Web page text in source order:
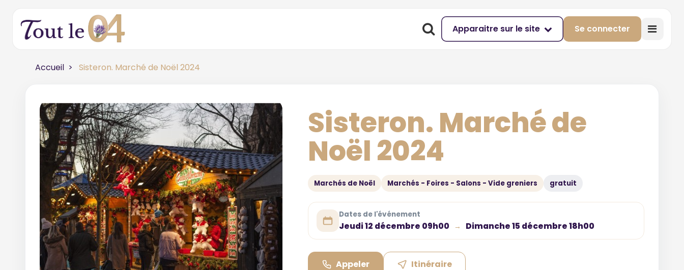
Apparaitre sur le site Se connecter
Accueil Sisteron. Marché de Noël 2024
Sisteron. Marché de
Noël 2024
Marchés de Noël Marchés - Foires - Salons - Vide greniers gratuit
Dates de l'événement
Jeudi 12 décembre 09h00 → Dimanche 15 décembre 18h00
Appeler Itinéraire